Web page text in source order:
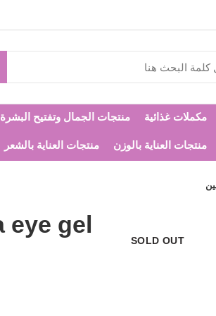
مكملات غذائية منتجات الجمال وتفتيح البشرة
منتجات العناية بالوزن منتجات العناية بالشعر
SOLD OUT